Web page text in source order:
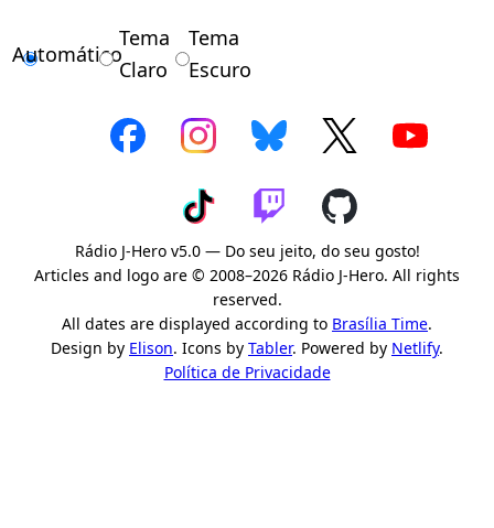
Automático
Tema
Claro
Tema
Escuro
Rádio J-Hero v5.0 — Do seu jeito, do seu gosto!
Articles and logo are © 2008–2026 Rádio J-Hero. All rights
reserved.
All dates are displayed according to Brasília Time.
Design by Elison. Icons by Tabler. Powered by Netlify.
Política de Privacidade